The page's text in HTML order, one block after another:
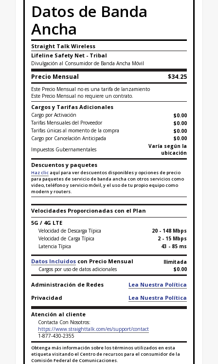
Datos de Banda
Ancha
Straight Talk Wireless
Lifeline Safety Net - Tribal
Divulgación al Consumidor de Banda Ancha Móvil
Precio Mensual $34.25
Este Precio Mensual no es una tarifa de lanzamiento
Este Precio Mensual no requiere un contrato.
Cargos y Tarifas Adicionales
Cargo por Activación
$0.00
Tarifas Mensuales del Proveedor
$0.00
Tarifas únicas al momento de la compra
$0.00
Cargo por Cancelación Anticipada
$0.00
Impuestos Gubernamentales
Varía según la
ubicación
Descuentos y paquetes
Haz clic aquí para ver descuentos disponibles y opciones de precio
para paquetes de servicio de banda ancha con otros servicios como
video, teléfono y servicio móvil, y el uso de tu propio equipo como
modern y routers.
Velocidades Proporcionadas con el Plan
5G / 4G LTE
Velocidad de Descarga Típica
20 - 148 Mbps
Velocidad de Carga Típica
2 - 15 Mbps
Latencia Típica
43 - 85 ms
Datos Incluidos con Precio Mensual
Ilimitada
Cargos por uso de datos adicionales
$0.00
Administración de Redes
Lea Nuestra Política
Privacidad
Lea Nuestra Política
Atención al cliente
Contacta Con Nosotros:
https://www.straighttalk.com/es/support/contact
1-877-430-2355
Obtenga más información sobre los términos utilizados en esta
etiqueta visitando el Centro de recursos para el consumidor de la
Comisión Federal de Comunicaciones.